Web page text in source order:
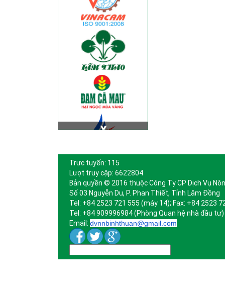
Trực tuyến: 115
Lượt truy cập: 6622804
Bản quyền © 2016 thuộc Công Ty CP Dịch Vụ
Số 03 Nguyễn Du, P. Phan Thiết, Tỉnh Lâm Đồng
Tel: +84 2523 721 555 (máy 14); Fax: +84 2523
Tel: +84 909996984 (Phòng Quan hệ nhà đầu tư)
Email: dvnnbinhthuan@gmail.com